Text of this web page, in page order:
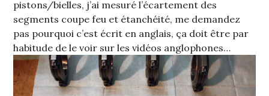
pistons/bielles, j’ai mesuré l’écartement des
segments coupe feu et étanchéité, me demandez
pas pourquoi c’est écrit en anglais, ça doit être par
habitude de le voir sur les vidéos anglophones…